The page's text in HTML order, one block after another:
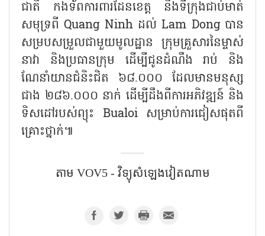
ជាតិ កងទ័ពការពារដែនខេត្ត និងទីក្រុងជាប់មាត់
សមុទ្រពីQuang Ninh ដល់ Lam Dong បាន
សម្របសម្រួលជាមួយមូលដ្ឋាន ក្រុមគ្រួសារនៃម្ចាស់
នាវា និងប្រធានក្រុម ដើម្បីជូនដំណឹង រាប់ និង
ណែនាំយានជំនិះជិត ៦៨.០០០ ដែលមានមនុស្ស
ជាង ២៨៦.០០០ នាក់ ដើម្បីដឹងពីការអភិវឌ្ឍន៍ និង
ទិសដៅរបស់ព្យុះ Bualoi សម្រាប់ការជៀសផុតពី
គ្រោះថ្នាក់៕
តាម VOV5 - វិទ្យុសំឡេង​វៀតណាម